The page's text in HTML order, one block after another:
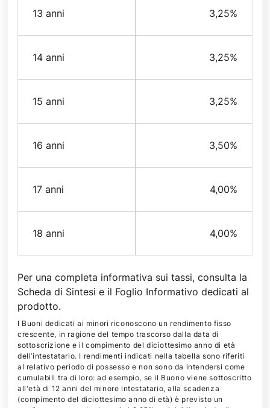
13 anni 3,25%
14 anni 3,25%
15 anni 3,25%
16 anni 3,50%
17 anni 4,00%
18 anni 4,00%
Per una completa informativa sui tassi, consulta la
Scheda di Sintesi e il Foglio Informativo dedicati al
prodotto.
I Buoni dedicati ai minori riconoscono un rendimento fisso
crescente, in ragione del tempo trascorso dalla data di
sottoscrizione e il compimento del diciottesimo anno di età
dell’intestatario. I rendimenti indicati nella tabella sono riferiti
al relativo periodo di possesso e non sono da intendersi come
cumulabili tra di loro: ad esempio, se il Buono viene sottoscritto
all'età di 12 anni del minore intestatario, alla scadenza
(compimento del diciottesimo anno di età) è previsto un